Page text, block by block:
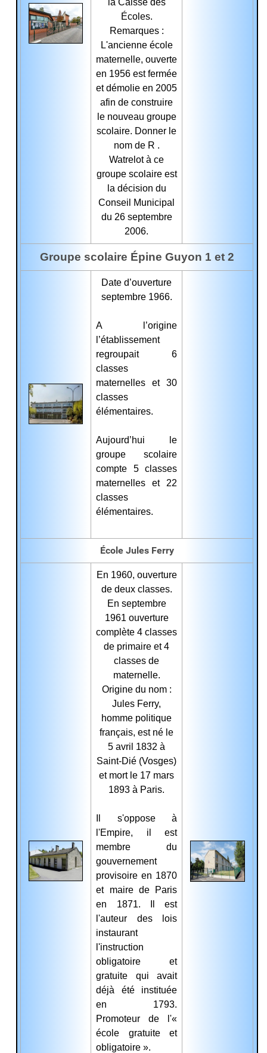
Écoles.
Remarques :
L'ancienne école
maternelle, ouverte
en 1956 est fermée
et démolie en 2005
afin de construire
le nouveau groupe
scolaire. Donner le
nom de R .
Watrelot à ce
groupe scolaire est
la décision du
Conseil Municipal
du 26 septembre
2006.
Groupe scolaire Épine Guyon 1 et 2
Date d’ouverture
septembre 1966.
A l’origine
l’établissement
regroupait 6
classes
maternelles et 30
classes
élémentaires.
Aujourd’hui le
groupe scolaire
compte 5 classes
maternelles et 22
classes
élémentaires.
École Jules Ferry
En 1960, ouverture
de deux classes.
En septembre
1961 ouverture
complète 4 classes
de primaire et 4
classes de
maternelle.
Origine du nom :
Jules Ferry,
homme politique
français, est né le
5 avril 1832 à
Saint-Dié (Vosges)
et mort le 17 mars
1893 à Paris.
Il s'oppose à
l'Empire, il est
membre du
gouvernement
provisoire en 1870
et maire de Paris
en 1871. Il est
l'auteur des lois
instaurant
l'instruction
obligatoire et
gratuite qui avait
déjà été instituée
en 1793.
Promoteur de l'«
école gratuite et
obligatoire ».